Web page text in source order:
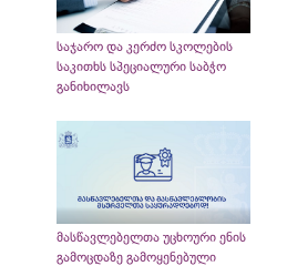
საჯარო და კერძო სკოლების
საკითხს სპეციალური საბჭო
განიხილავს
მასწავლებელთა უცხოური ენის
გამოცდაზე გამოყენებული